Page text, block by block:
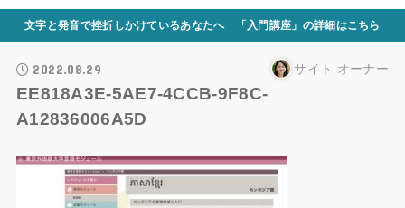
文字と発音で挫折しかけているあなたへ 「入門講座」の詳細はこちら
2022.08.29 サイト オーナー
EE818A3E-5AE7-4CCB-9F8C-
A12836006A5D